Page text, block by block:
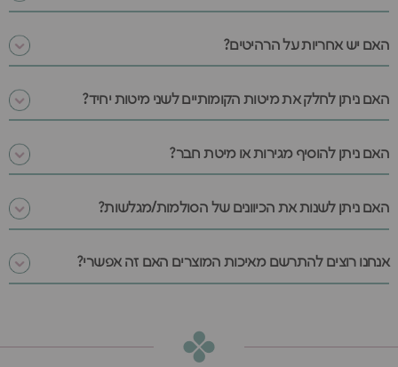
האם יש אחריות על הרהיטים?
האם ניתן לחלק את מיטות הקומותיים לשני מיטות יחיד?
האם ניתן להוסיף מגירות או מיטת חבר?
האם ניתן לשנות את הכיוונים של הסולמות/מגלשות?
אנחנו רוצים להתרשם מאיכות המוצרים האם זה אפשרי?